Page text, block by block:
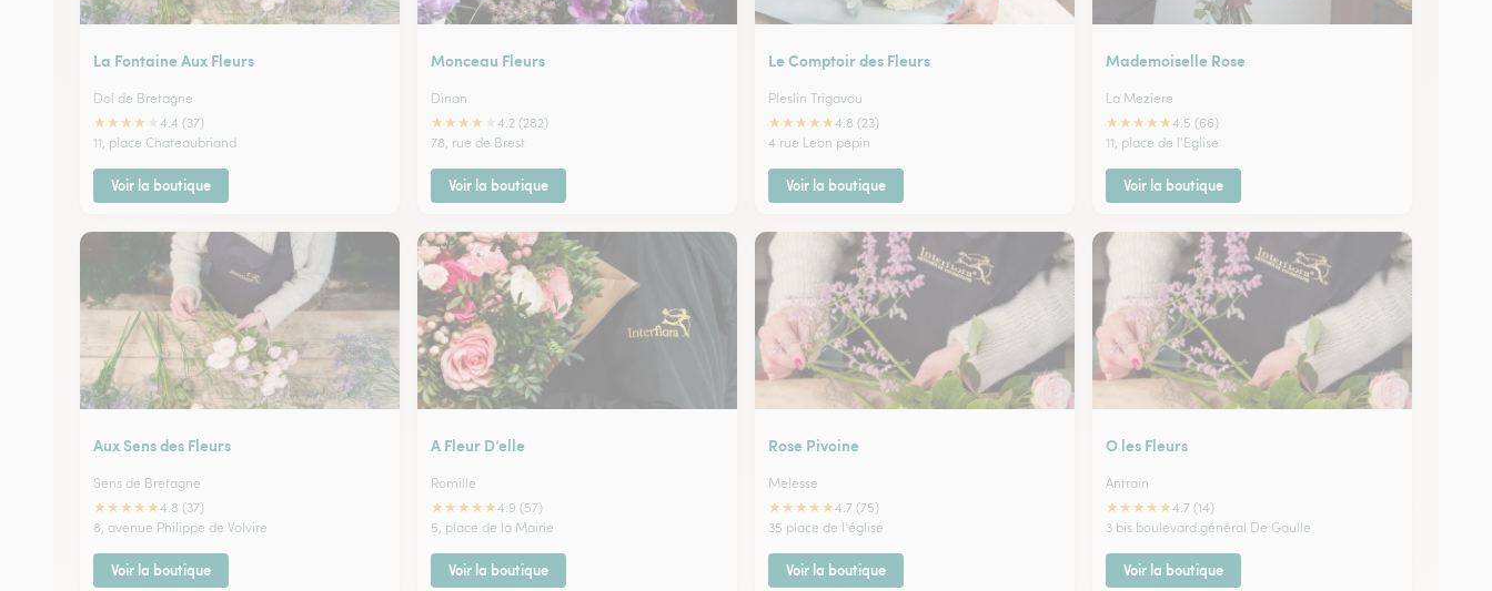
La Fontaine Aux Fleurs
Dol de Bretagne
★★★★
4.4 (37)
11, place Chateaubriand
Voir la boutique
Monceau Fleurs
Dinan
★★★★
4.2 (282)
78, rue de Brest
Voir la boutique
Le Comptoir des Fleurs
Pleslin Trigavou
★★★★★4.8 (23)
4 rue Leon pepin
Voir la boutique
Mademoiselle Rose
La Meziere
★★★★★4.5 (66)
11, place de l'Eglise
Voir la boutique
Aux Sens des Fleurs
Sens de Bretagne
★★★★★4.8 (37)
8, avenue Philippe de Volvire
Voir la boutique
A Fleur D’elle
Romille
★★★★★4.9 (57)
5, place de la Mairie
Voir la boutique
Rose Pivoine
Melesse
★★★★★4.7 (75)
35 place de l'église
Voir la boutique
O les Fleurs
Antrain
★★★★★4.7 (14)
3 bis boulevard général De Gaulle
Voir la boutique